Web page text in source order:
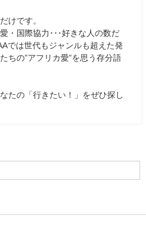
けです。
・国際協力･･･好きな人の数だ
では世代もジャンルも超えた発
ちの”アフリカ愛”を思う存分語
たの「行きたい！」をぜひ探し